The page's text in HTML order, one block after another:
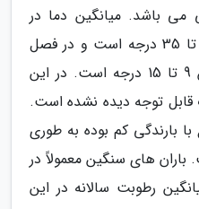
می باشد. میانگین دما در
فصل تابستان در این شهر 30 تا 35 درجه است و در فصل
زمستان به طور میانه دما بین 9 تا 15 درجه است. در این
توجه دیده نشده است.
با بارندگی کم بوده به طوری
باران های سنگین معمولاً در
رطوبت سالانه در این